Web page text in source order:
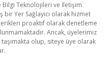
Bilgi Teknolojileri ve İletişim
bir Yer Sağlayıcı olarak hizmet
proaktif olarak denetleme
Ancak, üyelerimiz
olup, siteye üye olarak